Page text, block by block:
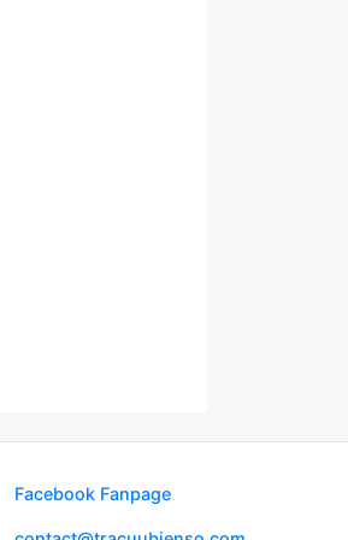
Facebook Fanpage